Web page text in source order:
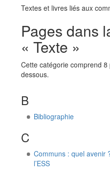
Textes et livres liés aux
Pages dans
« Texte »
Cette catégorie comprend
dessous.
B
Bibliographie
C
Communs : quel avenir
l’ESS